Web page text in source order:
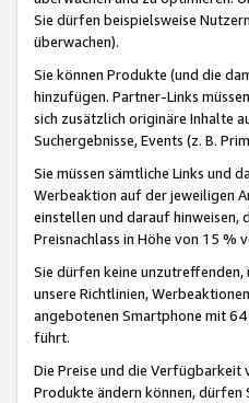
Sie dürfen beispielsweise
überwachen).
Sie können Produkte (und die
hinzufügen. Partner-Links
sich zusätzlich originäre Inhalte
Suchergebnisse, Events (z. B.
Sie müssen sämtliche Links und
Werbeaktion auf der jeweiligen
einstellen und darauf hinweisen,
Preisnachlass in Höhe von 15 %
Sie dürfen keine
unsere Richtlinien,
angebotenen Smartphone mit
führt.
Die Preise und die
Produkte ändern können, dürfen